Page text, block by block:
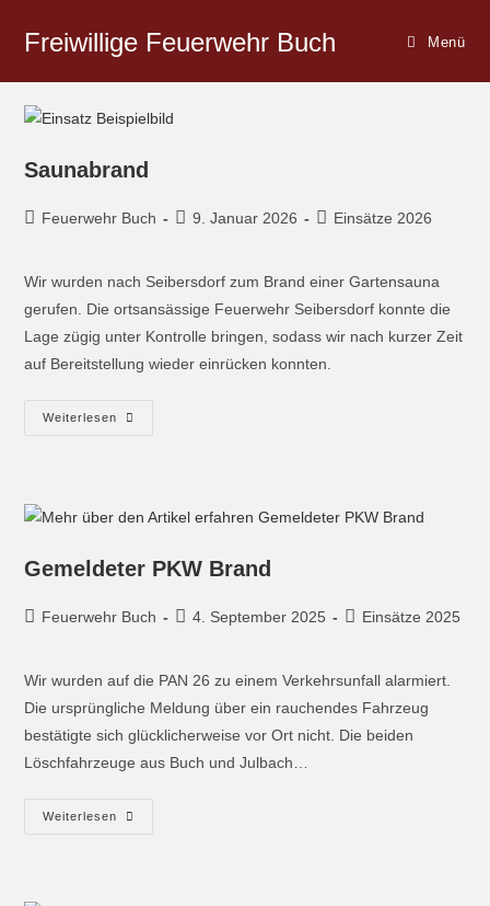
Freiwillige Feuerwehr Buch Menü
Saunabrand
Feuerwehr Buch 9. Januar 2026 Einsätze 2026
Wir wurden nach Seibersdorf zum Brand einer Gartensauna
gerufen. Die ortsansässige Feuerwehr Seibersdorf konnte die
Lage zügig unter Kontrolle bringen, sodass wir nach kurzer Zeit
auf Bereitstellung wieder einrücken konnten.
Weiterlesen
Gemeldeter PKW Brand
Feuerwehr Buch 4. September 2025 Einsätze 2025
Wir wurden auf die PAN 26 zu einem Verkehrsunfall alarmiert.
Die ursprüngliche Meldung über ein rauchendes Fahrzeug
bestätigte sich glücklicherweise vor Ort nicht. Die beiden
Löschfahrzeuge aus Buch und Julbach…
Weiterlesen